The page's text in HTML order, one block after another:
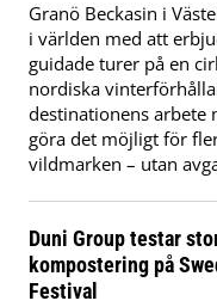
Granö Beckasin i
i världen med att
guidade turer på en
nordiska
destinationens arbete
göra det möjligt för
vildmarken – utan
Duni Group testar
kompostering på
Festival